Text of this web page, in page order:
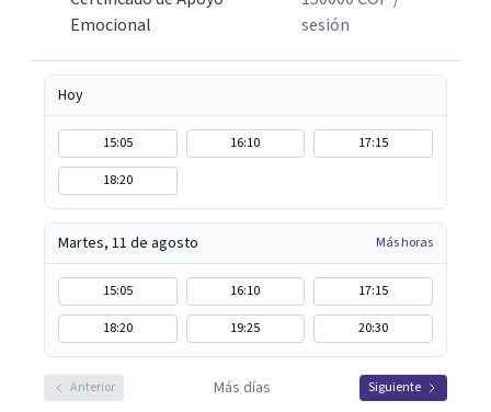
Emocional
sesión
Hoy
15:05 16:10
17:15
18:20
Martes, 11 de agosto Más horas
15:05 16:10
17:15
18:20
19:25 20:30
Anterior Más días Siguiente